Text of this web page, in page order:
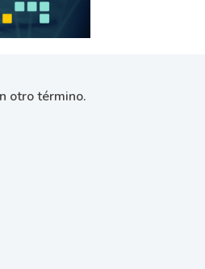
otro término.